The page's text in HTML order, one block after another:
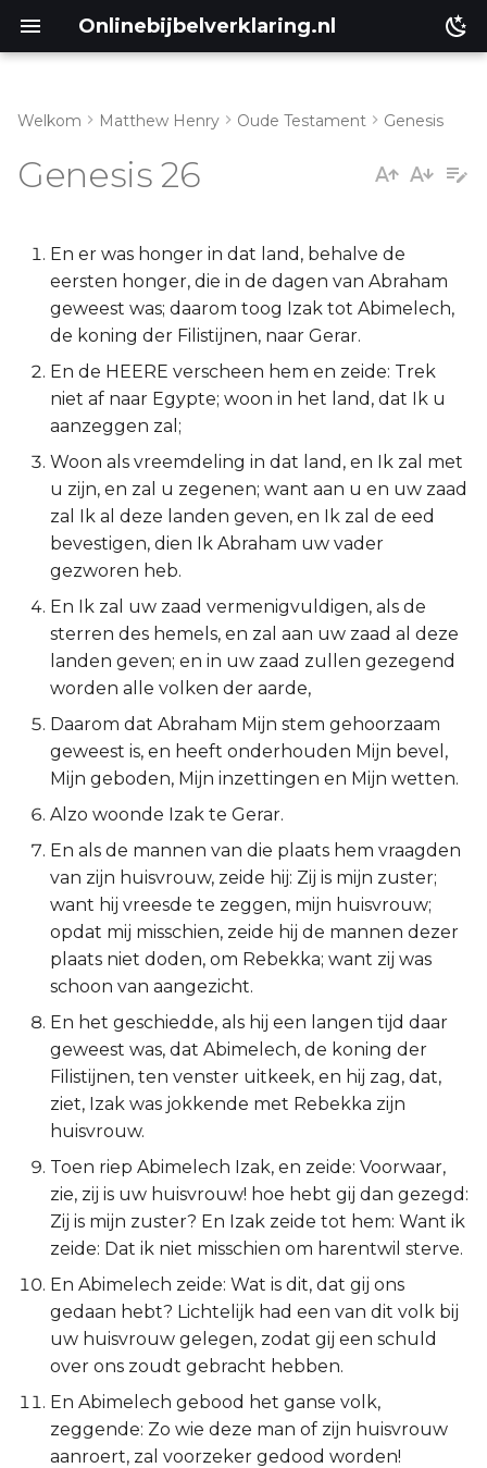
Onlinebijbelverklaring.nl
Genesis 26:6-11
Genesis 26:12-25
Genesis 26:26-33
Lukas
Johannes
Handelingen
1 Korinthe
2 Korinthe
Galaten
Éfeze
Filipenzen
Kolossenzen
1 Thessalonicenzen
2 Thessalonicenzen
1 Timótheüs
2 Timótheüs
Filémon
Hebreeën
Jakobus
1 Petrus
1 Johannes
2 Johannes
3 Johannes
Welkom Matthew Henry Oude Testament Genesis
Genesis 26
En er was honger in dat land, behalve de
eersten honger, die in de dagen van Abraham
geweest was; daarom toog Izak tot Abimelech,
de koning der Filistijnen, naar Gerar.
En de HEERE verscheen hem en zeide: Trek
niet af naar Egypte; woon in het land, dat Ik u
aanzeggen zal;
Woon als vreemdeling in dat land, en Ik zal met
u zijn, en zal u zegenen; want aan u en uw zaad
zal Ik al deze landen geven, en Ik zal de eed
bevestigen, dien Ik Abraham uw vader
gezworen heb.
En Ik zal uw zaad vermenigvuldigen, als de
sterren des hemels, en zal aan uw zaad al deze
landen geven; en in uw zaad zullen gezegend
worden alle volken der aarde,
Daarom dat Abraham Mijn stem gehoorzaam
geweest is, en heeft onderhouden Mijn bevel,
Mijn geboden, Mijn inzettingen en Mijn wetten.
Alzo woonde Izak te Gerar.
En als de mannen van die plaats hem vraagden
van zijn huisvrouw, zeide hij: Zij is mijn zuster;
want hij vreesde te zeggen, mijn huisvrouw;
opdat mij misschien, zeide hij de mannen dezer
plaats niet doden, om Rebekka; want zij was
schoon van aangezicht.
En het geschiedde, als hij een langen tijd daar
geweest was, dat Abimelech, de koning der
Filistijnen, ten venster uitkeek, en hij zag, dat,
ziet, Izak was jokkende met Rebekka zijn
huisvrouw.
Toen riep Abimelech Izak, en zeide: Voorwaar,
zie, zij is uw huisvrouw! hoe hebt gij dan gezegd:
Zij is mijn zuster? En Izak zeide tot hem: Want ik
zeide: Dat ik niet misschien om harentwil sterve.
En Abimelech zeide: Wat is dit, dat gij ons
gedaan hebt? Lichtelijk had een van dit volk bij
uw huisvrouw gelegen, zodat gij een schuld
over ons zoudt gebracht hebben.
En Abimelech gebood het ganse volk,
zeggende: Zo wie deze man of zijn huisvrouw
aanroert, zal voorzeker gedood worden!